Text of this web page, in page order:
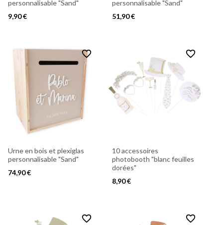
personnalisable "Sand"
9,90 €
personnalisable "Sand"
51,90 €
favorite_border
Urne en bois et plexiglas
personnalisable "Sand"
74,90 €
favorite_border
10 accessoires
photobooth "blanc feuilles
dorées"
8,90 €
favorite_border favorite_border